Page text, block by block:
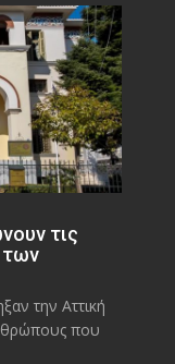
τις
των
την Αττική
που